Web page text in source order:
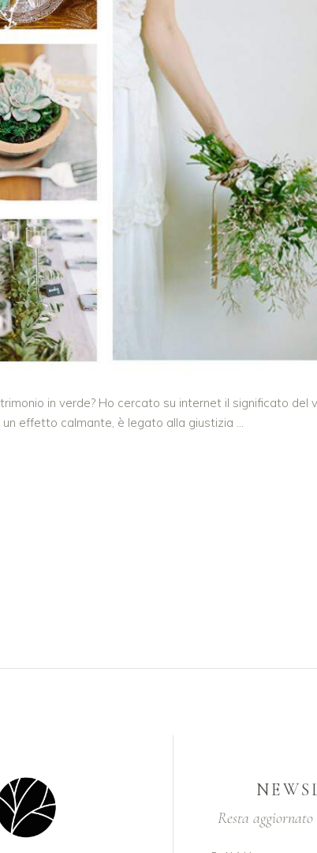
in verde? Ho cercato su internet il significato del
effetto calmante, è legato alla giustizia
Resta